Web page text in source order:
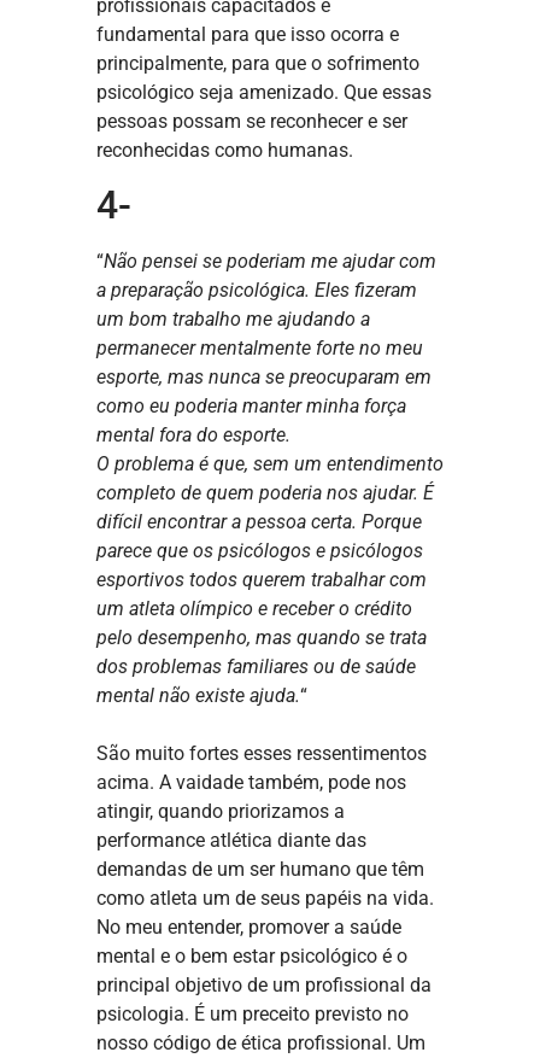
profissionais capacitados é
fundamental para que isso ocorra e
principalmente, para que o sofrimento
psicológico seja amenizado. Que essas
pessoas possam se reconhecer e ser
reconhecidas como humanas.
4-
“Não pensei se poderiam me ajudar com
a preparação psicológica. Eles fizeram
um bom trabalho me ajudando a
permanecer mentalmente forte no meu
esporte, mas nunca se preocuparam em
como eu poderia manter minha força
mental fora do esporte.
O problema é que, sem um entendimento
completo de quem poderia nos ajudar. É
difícil encontrar a pessoa certa. Porque
parece que os psicólogos e psicólogos
esportivos todos querem trabalhar com
um atleta olímpico e receber o crédito
pelo desempenho, mas quando se trata
dos problemas familiares ou de saúde
mental não existe ajuda.“
São muito fortes esses ressentimentos
acima. A vaidade também, pode nos
atingir, quando priorizamos a
performance atlética diante das
demandas de um ser humano que têm
como atleta um de seus papéis na vida.
No meu entender, promover a saúde
mental e o bem estar psicológico é o
principal objetivo de um profissional da
psicologia. É um preceito previsto no
nosso código de ética profissional. Um